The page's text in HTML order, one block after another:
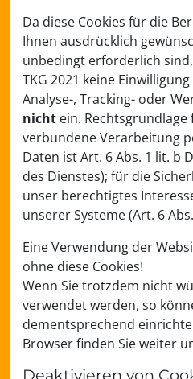
Da diese Cookies für die
Ihnen ausdrücklich
unbedingt erforderlich
TKG 2021 keine
Analyse-, Tracking- oder
nicht ein.
verbundene Verarbeitung
Daten ist Art. 6 Abs. 1 lit. b
des Dienstes); für die
unser berechtigtes
unserer Systeme (Art. 6
Eine Verwendung der
ohne diese Cookies!
Wenn Sie trotzdem nicht
verwendet werden, so
dementsprechend
Browser finden Sie weiter